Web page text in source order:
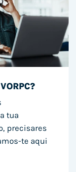
tua
precisares
te aqui